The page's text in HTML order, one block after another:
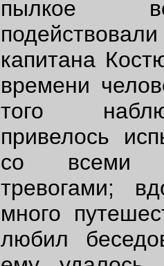
пылкое
капитана
времени
того
привелось
со всеми
тревогами;
много
любил